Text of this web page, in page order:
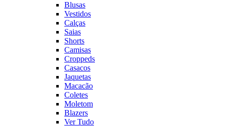
Blusas
Vestidos
Calças
Saias
Shorts
Camisas
Croppeds
Casacos
Jaquetas
Macacão
Coletes
Moletom
Blazers
Ver Tudo